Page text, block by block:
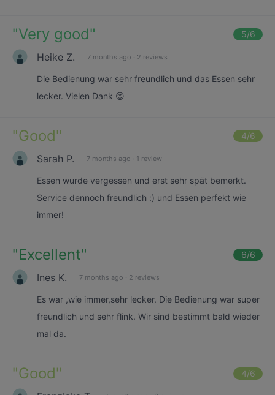
"Very good" 5/6
Heike Z. 7 months ago · 2 reviews
Die Bedienung war sehr freundlich und das Essen sehr
lecker. Vielen Dank 😊
"Good" 4/6
Sarah P. 7 months ago · 1 review
Essen wurde vergessen und erst sehr spät bemerkt.
Service dennoch freundlich :) und Essen perfekt wie
immer!
"Excellent" 6/6
Ines K. 7 months ago · 2 reviews
Es war ,wie immer,sehr lecker. Die Bedienung war super
freundlich und sehr flink. Wir sind bestimmt bald wieder
mal da.
"Good" 4/6